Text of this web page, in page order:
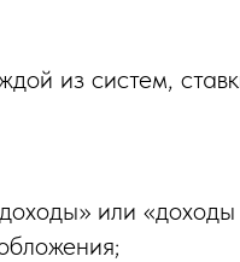
из систем,
или